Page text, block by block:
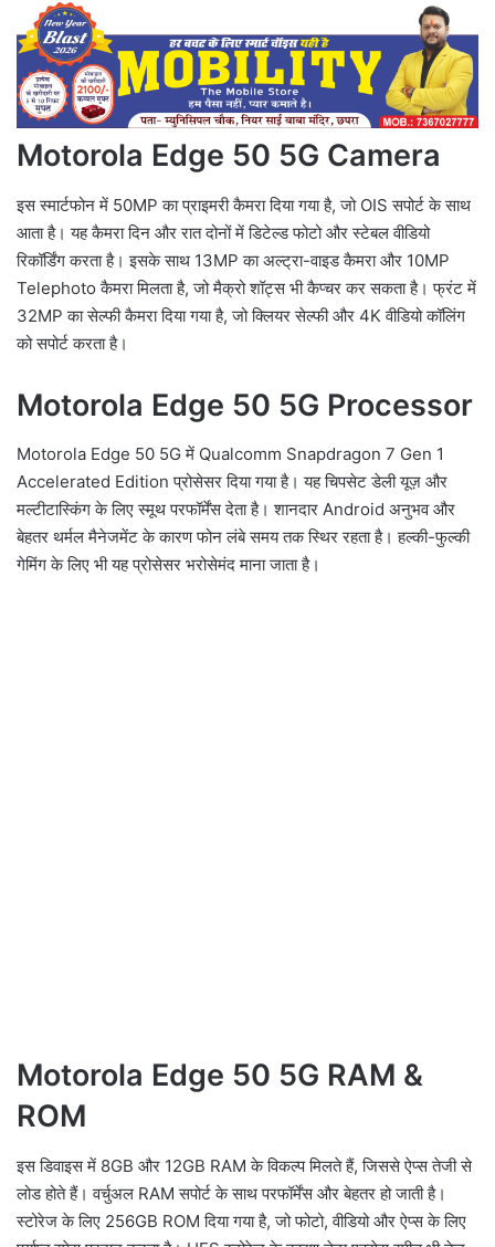
Motorola Edge 50 5G Camera
इस स्मार्टफोन में 50MP का प्राइमरी कैमरा दिया गया है, जो OIS सपोर्ट के साथ
आता है। यह कैमरा दिन और रात दोनों में डिटेल्ड फोटो और स्टेबल वीडियो
रिकॉर्डिंग करता है। इसके साथ 13MP का अल्ट्रा-वाइड कैमरा और 10MP
Telephoto कैमरा मिलता है, जो मैक्रो शॉट्स भी कैप्चर कर सकता है। फ्रंट में
32MP का सेल्फी कैमरा दिया गया है, जो क्लियर सेल्फी और 4K वीडियो कॉलिंग
को सपोर्ट करता है।
Motorola Edge 50 5G Processor
Motorola Edge 50 5G में Qualcomm Snapdragon 7 Gen 1
Accelerated Edition प्रोसेसर दिया गया है। यह चिपसेट डेली यूज़ और
मल्टीटास्किंग के लिए स्मूथ परफॉर्मेंस देता है। शानदार Android अनुभव और
बेहतर थर्मल मैनेजमेंट के कारण फोन लंबे समय तक स्थिर रहता है। हल्की-फुल्की
गेमिंग के लिए भी यह प्रोसेसर भरोसेमंद माना जाता है।
Motorola Edge 50 5G RAM &
ROM
इस डिवाइस में 8GB और 12GB RAM के विकल्प मिलते हैं, जिससे ऐप्स तेजी से
लोड होते हैं। वर्चुअल RAM सपोर्ट के साथ परफॉर्मेंस और बेहतर हो जाती है।
स्टोरेज के लिए 256GB ROM दिया गया है, जो फोटो, वीडियो और ऐप्स के लिए